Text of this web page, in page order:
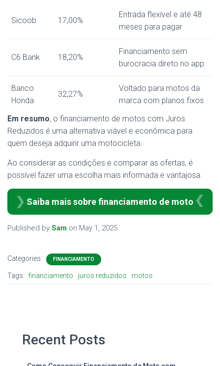
Sicoob 17,00%
Entrada flexível e até 48
meses para pagar
C6 Bank 18,20%
Financiamento sem
burocracia direto no app
Banco
Honda
32,27%
Voltado para motos da
marca com planos fixos
Em resumo, o financiamento de motos com Juros
Reduzidos é uma alternativa viável e econômica para
quem deseja adquirir uma motocicleta.
Ao considerar as condições e comparar as ofertas, é
possível fazer uma escolha mais informada e vantajosa.
Saiba mais sobre financiamento de moto
Published by Sam on May 1, 2025
Categories: FINANCIAMENTO
Tags: financiamento juros reduzidos motos
Recent Posts